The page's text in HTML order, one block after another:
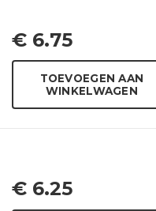
€6.75
TOEVOEGEN AAN
WINKELWAGEN
€6.25